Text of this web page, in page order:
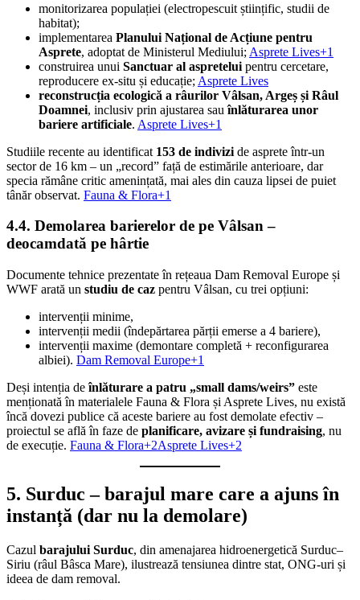
monitorizarea populației (electropescuit științific, studii de
habitat);
implementarea Planului Național de Acțiune pentru
Asprete, adoptat de Ministerul Mediului; Asprete Lives+1
construirea unui Sanctuar al aspretelui pentru cercetare,
reproducere ex-situ și educație; Asprete Lives
reconstrucția ecologică a râurilor Vâlsan, Argeș și Râul
Doamnei, inclusiv prin ajustarea sauînlăturarea unor
bariere artificiale. Asprete Lives+1
Studiile recente au identificat 153 de indivizi de asprete într-un
sector de 16 km – un „record” față de estimările anterioare, dar
specia rămâne critic amenințată, mai ales din cauza lipsei de puiet
tânăr observat. Fauna & Flora+1
4.4. Demolarea barierelor de pe Vâlsan –
deocamdată pe hârtie
Documente tehnice prezentate în rețeaua Dam Removal Europe și
WWF arată un studiu de caz pentru Vâlsan, cu trei opțiuni:
intervenții minime,
intervenții medii (îndepărtarea părții emerse a 4 bariere),
intervenții maxime (demontare completă + reconfigurarea
albiei). Dam Removal Europe+1
Deși intenția deînlăturare a patru „small dams/weirs” este
menționată în materialele Fauna & Flora și Asprete Lives, nu există
încă dovezi publice că aceste bariere au fost demolate efectiv –
proiectul se află în faze de planificare, avizare și fundraising, nu
de execuție. Fauna & Flora+2Asprete Lives+2
5. Surduc – barajul mare care a ajuns în
instanță (dar nu la demolare)
Cazul barajului Surduc, din amenajarea hidroenergetică Surduc–
Siriu (râul Bâsca Mare), ilustrează tensiunea dintre stat, ONG-uri și
ideea de dam removal.